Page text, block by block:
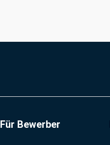
Für Bewerber